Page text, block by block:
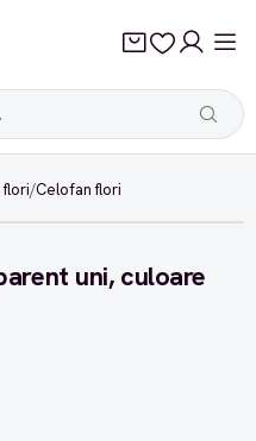
flori/Celofan flori
uni, culoare